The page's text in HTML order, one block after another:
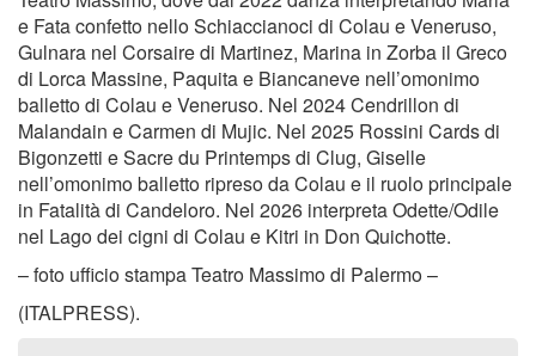
e Fata confetto nello Schiaccianoci di Colau e Veneruso,
Gulnara nel Corsaire di Martinez, Marina in Zorba il Greco
di Lorca Massine, Paquita e Biancaneve nell’omonimo
balletto di Colau e Veneruso. Nel 2024 Cendrillon di
Malandain e Carmen di Mujic. Nel 2025 Rossini Cards di
Bigonzetti e Sacre du Printemps di Clug, Giselle
nell’omonimo balletto ripreso da Colau e il ruolo principale
in Fatalità di Candeloro. Nel 2026 interpreta Odette/Odile
nel Lago dei cigni di Colau e Kitri in Don Quichotte.
– foto ufficio stampa Teatro Massimo di Palermo –
(ITALPRESS).